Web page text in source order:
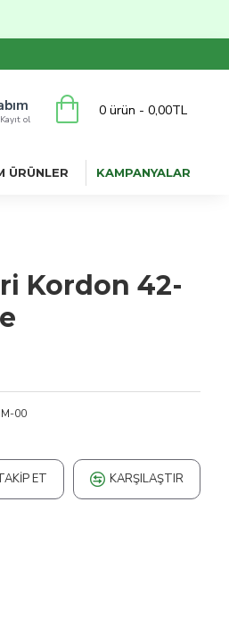
ol
0 ürün - 0,00TL
ÜRÜNLER KAMPANYALAR
Kordon 42-
00
ET KARŞILAŞTIR